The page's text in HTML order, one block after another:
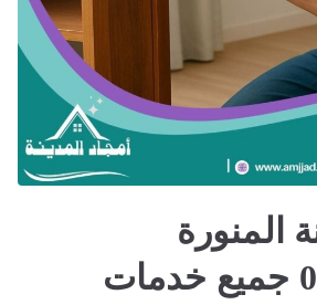
المنورة
0562694961 جميع خدمات